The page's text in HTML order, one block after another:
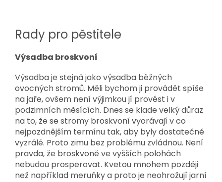
Rady pro pěstitele
Výsadba broskvoní
Výsadba je stejná jako výsadba běžných
ovocných stromů. Měli bychom ji provádět spíše
na jaře, ovšem není výjimkou jí provést i v
podzimních měsících. Dnes se klade velký důraz
na to, že se stromy broskvoní vyorávají v co
nejpozdnějším termínu tak, aby byly dostatečně
vyzrálé. Proto zimu bez problému zvládnou. Není
pravda, že broskvoně ve vyšších polohách
nebudou prosperovat. Kvetou mnohem později
než například meruňky a proto je neohrožují jarní